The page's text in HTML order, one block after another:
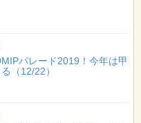
パレード2019！今年は甲
（12/22）